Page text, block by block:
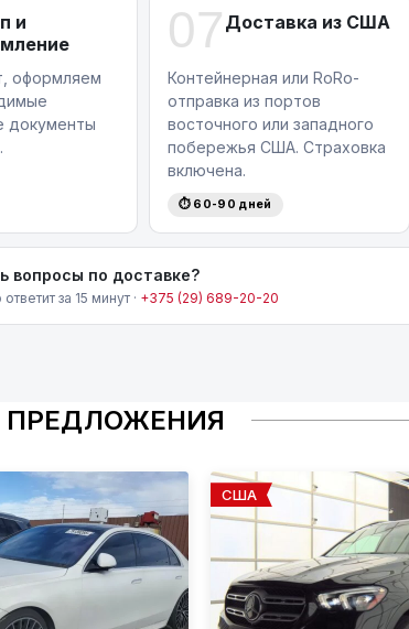
и
оформляем
документы
07 Доставка из США
Контейнерная или RoRo-
отправка из портов
восточного или западного
побережья США. Страховка
включена.
⏱ 60-90 дней
вопросы по доставке?
за 15 минут · +375 (29) 689-20-20
США